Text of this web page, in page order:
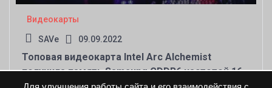
Видеокарты
SAVe 09.09.2022
Топовая видеокарта Intel Arc Alchemist
получила память Samsung GDDR6 частотой 16